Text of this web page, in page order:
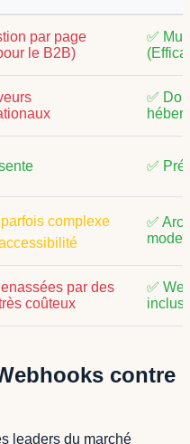
par page
le B2B)
✅
✅
✅
complexe
✅
par des
coûteux
✅
inclus
contre
leaders du marché